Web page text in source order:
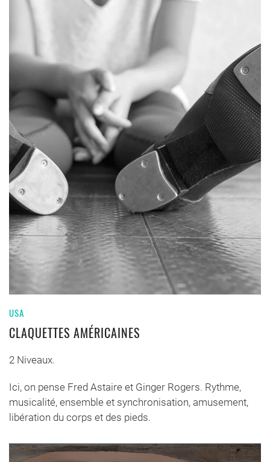
USA
CLAQUETTES AMÉRICAINES
2 Niveaux.
Ici, on pense Fred Astaire et Ginger Rogers. Rythme,
musicalité, ensemble et synchronisation, amusement,
libération du corps et des pieds.